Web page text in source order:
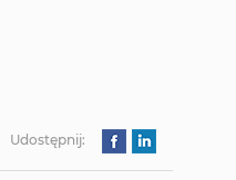
Udostępnij: